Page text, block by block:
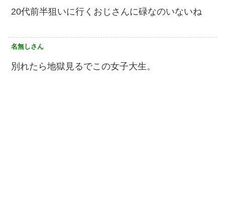
20代前半狙いに行くおじさんに碌なのいないね
名無しさん
別れたら地獄見るでこの女子大生。